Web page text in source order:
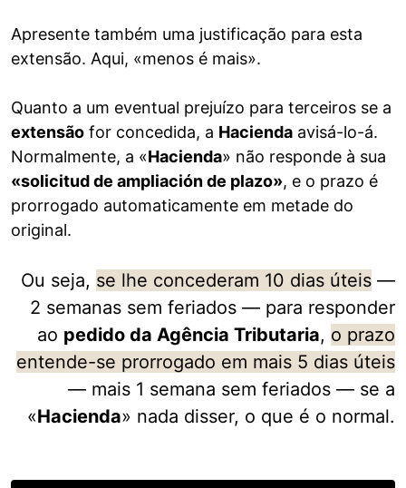
Apresente também uma justificação para esta
extensão. Aqui, «menos é mais».
Quanto a um eventual prejuízo para terceiros se a
extensão for concedida, a Hacienda avisá-lo-á.
Normalmente, a «Hacienda» não responde à sua
«solicitud de ampliación de plazo», e o prazo é
prorrogado automaticamente em metade do
original.
Ou seja, se lhe concederam 10 dias úteis —
2 semanas sem feriados — para responder
ao pedido da Agência Tributaria, o prazo
entende-se prorrogado em mais 5 dias úteis
— mais 1 semana sem feriados — se a
«Hacienda» nada disser, o que é o normal.